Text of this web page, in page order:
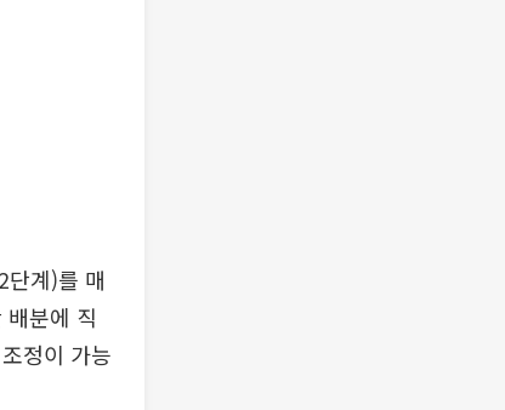
단계)를 매
분에 직
정이 가능